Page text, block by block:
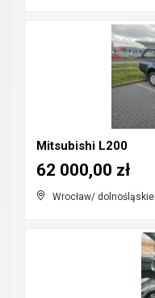
Mitsubishi L200
Wrocław/ dolnośląskie
62 000,00 zł